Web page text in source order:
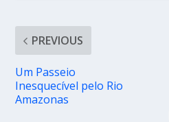
PREVIOUS
Um Passeio
Inesquecível pelo Rio
Amazonas